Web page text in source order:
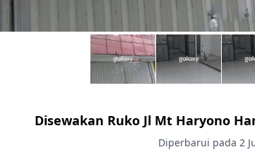
Disewakan Ruko Jl Mt Haryono
Diperbarui pada 2